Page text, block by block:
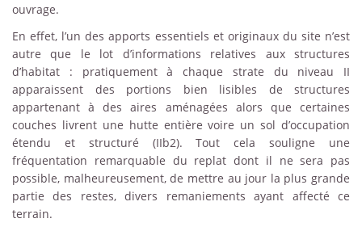
ouvrage.
En effet, l’un des apports essentiels et originaux du site n’est
autre que le lot d’informations relatives aux structures
d’habitat : pratiquement à chaque strate du niveau II
apparaissent des portions bien lisibles de structures
appartenant à des aires aménagées alors que certaines
couches livrent une hutte entière voire un sol d’occupation
étendu et structuré (IIb2). Tout cela souligne une
fréquentation remarquable du replat dont il ne sera pas
possible, malheureusement, de mettre au jour la plus grande
partie des restes, divers remaniements ayant affecté ce
terrain.